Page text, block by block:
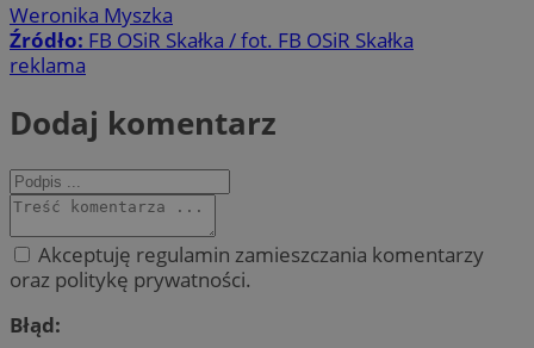
Weronika Myszka
Źródło: FB OSiR Skałka / fot. FB OSiR Skałka
reklama
Dodaj komentarz
Akceptuję regulamin zamieszczania komentarzy
oraz politykę prywatności.
Błąd: